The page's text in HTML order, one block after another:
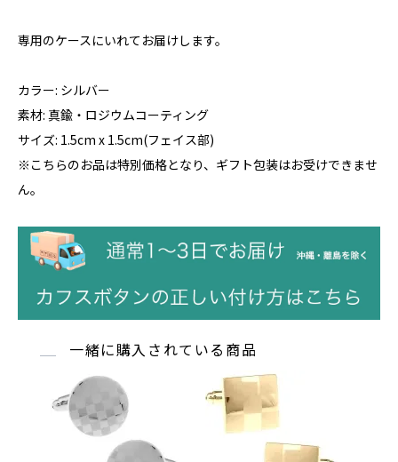
専用のケースにいれてお届けします。
カラー: シルバー
素材: 真鍮・ロジウムコーティング
サイズ: 1.5cm x 1.5cm(フェイス部)
※こちらのお品は特別価格となり、ギフト包装はお受けできませ
ん。
一緒に購入されている商品